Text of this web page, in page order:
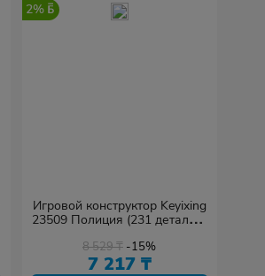
2%
Игровой конструктор Keyixing
23509 Полиция (231 деталь в
8 529₸ -15%
7 217 ₸